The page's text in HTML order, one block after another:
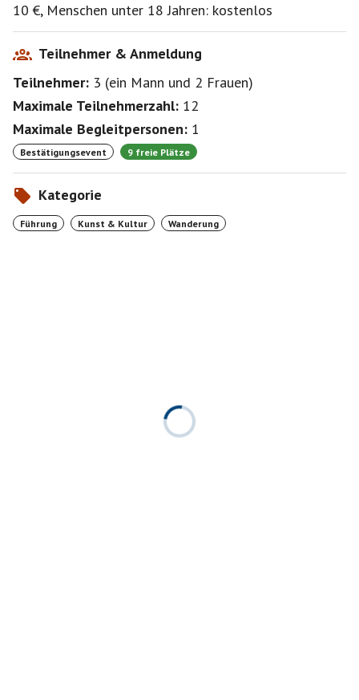
10 €, Menschen unter 18 Jahren: kostenlos
Teilnehmer & Anmeldung
Teilnehmer: 3 (ein Mann und 2 Frauen)
Maximale Teilnehmerzahl: 12
Maximale Begleitpersonen: 1
Bestätigungsevent 9 freie Plätze
Kategorie
Führung Kunst & Kultur Wanderung